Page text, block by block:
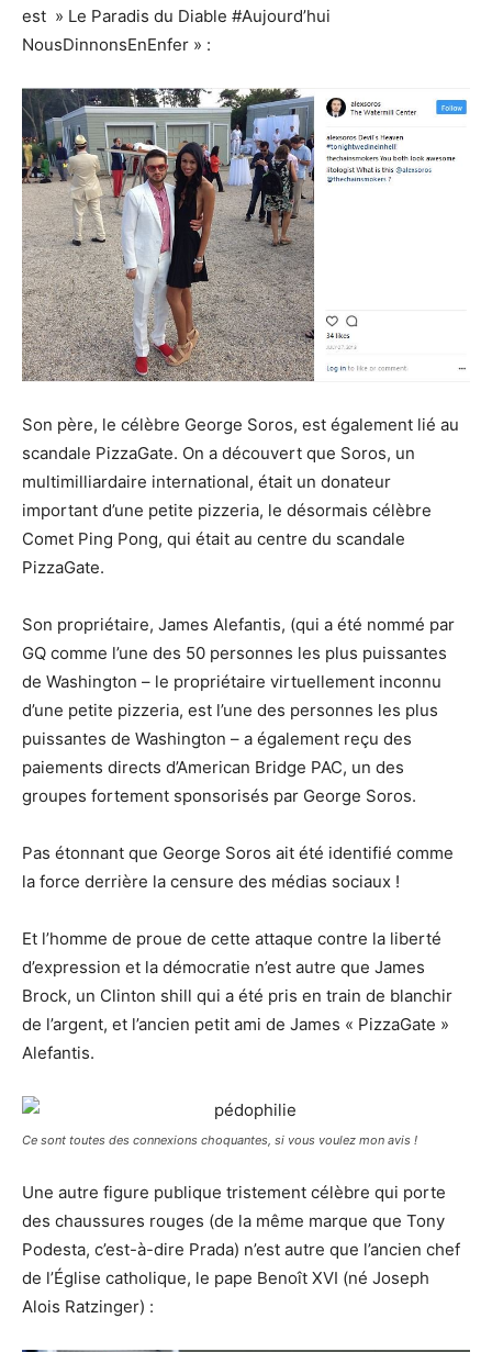
est » Le Paradis du Diable #Aujourd’hui
NousDinnonsEnEnfer » :
Son père, le célèbre George Soros, est également lié au
scandale PizzaGate. On a découvert que Soros, un
multimilliardaire international, était un donateur
important d’une petite pizzeria, le désormais célèbre
Comet Ping Pong, qui était au centre du scandale
PizzaGate.
Son propriétaire, James Alefantis, (qui a été nommé par
GQ comme l’une des 50 personnes les plus puissantes
de Washington – le propriétaire virtuellement inconnu
d’une petite pizzeria, est l’une des personnes les plus
puissantes de Washington – a également reçu des
paiements directs d’American Bridge PAC, un des
groupes fortement sponsorisés par George Soros.
Pas étonnant que George Soros ait été identifié comme
la force derrière la censure des médias sociaux !
Et l’homme de proue de cette attaque contre la liberté
d’expression et la démocratie n’est autre que James
Brock, un Clinton shill qui a été pris en train de blanchir
de l’argent, et l’ancien petit ami de James « PizzaGate »
Alefantis.
Ce sont toutes des connexions choquantes, si vous voulez mon avis !
Une autre figure publique tristement célèbre qui porte
des chaussures rouges (de la même marque que Tony
Podesta, c’est-à-dire Prada) n’est autre que l’ancien chef
de l’Église catholique, le pape Benoît XVI (né Joseph
Alois Ratzinger) :